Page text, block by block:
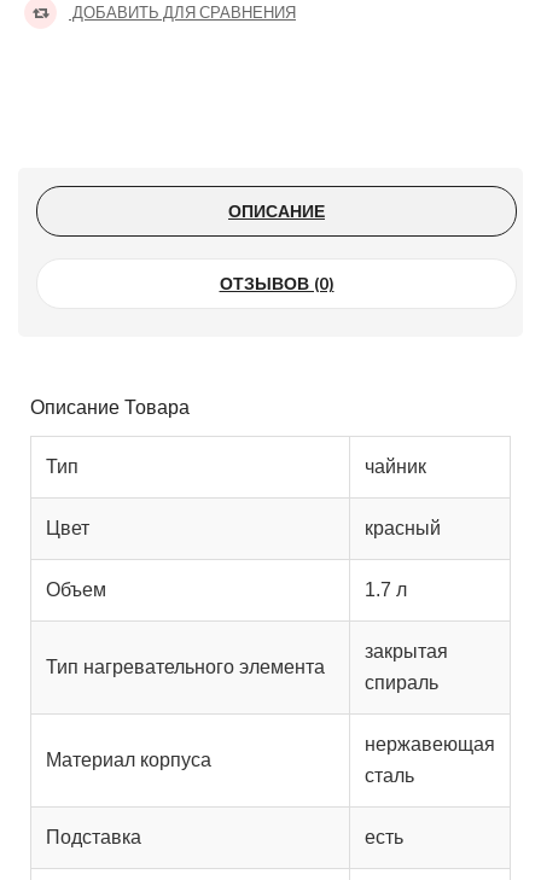
ДОБАВИТЬ ДЛЯ СРАВНЕНИЯ
ОПИСАНИЕ
ОТЗЫВОВ (0)
Описание Товара
Тип чайник
Цвет красный
Объем 1.7 л
Тип нагревательного элемента
закрытая
спираль
Материал корпуса
нержавеющая
сталь
Подставка есть